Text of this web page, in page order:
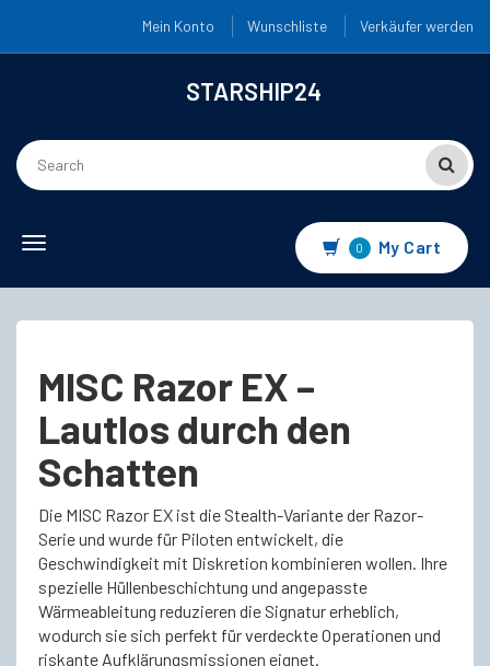
Mein Konto Wunschliste Verkäufer werden
STARSHIP24
Toggle
0 My Cart
MISC Razor EX –
Lautlos durch den
Schatten
Die MISC Razor EX ist die Stealth-Variante der Razor-
Serie und wurde für Piloten entwickelt, die
Geschwindigkeit mit Diskretion kombinieren wollen. Ihre
spezielle Hüllenbeschichtung und angepasste
Wärmeableitung reduzieren die Signatur erheblich,
wodurch sie sich perfekt für verdeckte Operationen und
riskante Aufklärungsmissionen eignet.